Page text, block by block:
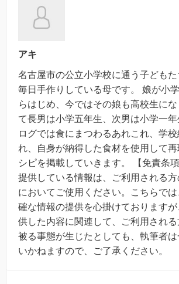
アキ
名古屋市の公立小学校に通う子ども
毎日手作りしている母です。 娘が小
らはじめ、今ではその娘も高校生に
て長男は小学五年生、次男は小学一
ログでは食にまつわるあれこれ、学
れ、自身が納得した食材を使用して
シピを掲載していきます。 【免責条
提供している情報は、ご利用される
においてご使用ください。こちらで
確な情報の提供を心掛けております
供した内容に関連して、ご利用され
被る事態が生じたとしても、執筆者
いかねますので、ご了承ください。